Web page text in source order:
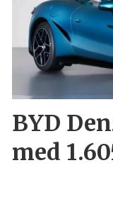
BYD
med